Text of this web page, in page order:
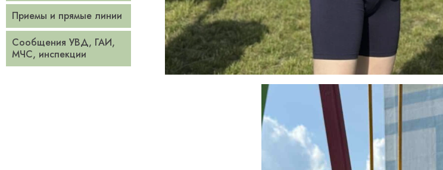
Приемы и прямые линии
Сообщения УВД, ГАИ,
МЧС, инспекции